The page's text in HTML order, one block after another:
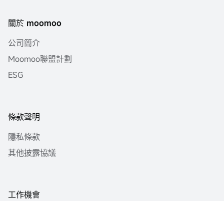
關於 moomoo
公司簡介
Moomoo聯盟計劃
ESG
條款聲明
隱私條款
其他披露協議
工作機會